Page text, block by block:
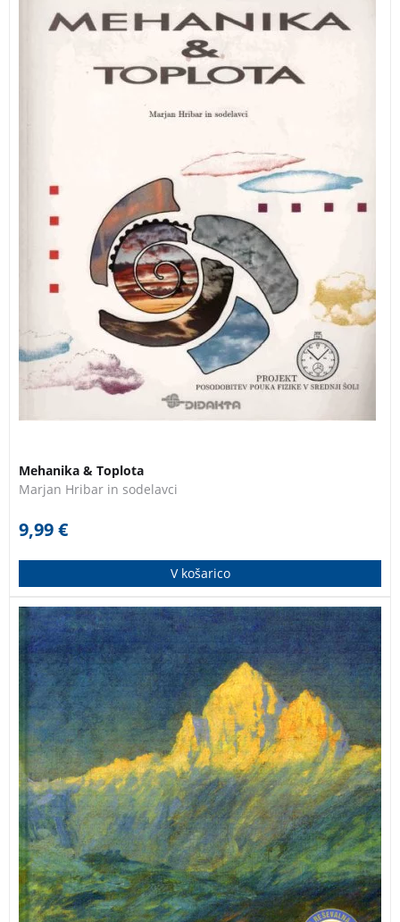
tega področja najdemo v maturitetnem katalogu za
fiziko.
Mehanika & Toplota
Marjan Hribar in sodelavci
9,99€
V košarico
Knjiga podaja kroniko smrtnih nesreč v gorah, z
namenom biti spomin na preminule pohodnike ter
opomin kasnejšim rodovom, da bi lepo in marsikdaj
neizprosno gorsko naravo, obravnavali z vsem
spoštovanjem in resnostjo.